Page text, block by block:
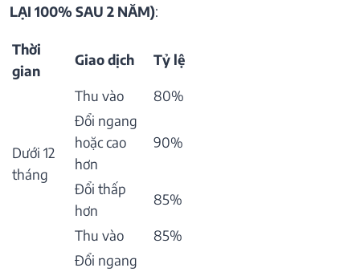
LẠI 100% SAU 2 NĂM):
Thời
gian
Giao dịch Tỷ lệ
Dưới 12
tháng
Thu vào
80%
Đổi ngang
hoặc cao
hơn
90%
Đổi thấp
hơn
85%
Thu vào
85%
Đổi ngang